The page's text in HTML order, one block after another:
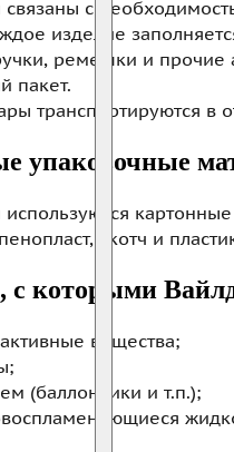
связаны с
изделие
ремешки и прочие
пакет.
транспортируются в
упаковочные
скотч и
с которыми
вещества;
(баллончики и т.п.);